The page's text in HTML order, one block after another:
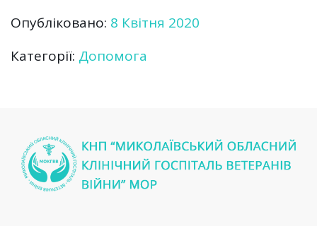
Опубліковано: 8 Квітня 2020
Категорії: Допомога